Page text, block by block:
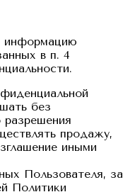
информацию
в п. 4
без
разрешения
продажу,
иными
Пользователя, за
Политики